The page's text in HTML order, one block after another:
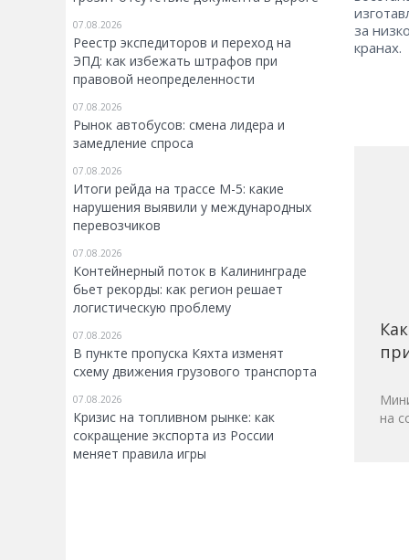
07.08.2026
Реестр экспедиторов и переход на
ЭПД: как избежать штрафов при
правовой неопределенности
07.08.2026
Рынок автобусов: смена лидера и
замедление спроса
07.08.2026
Итоги рейда на трассе М-5: какие
нарушения выявили у международных
перевозчиков
07.08.2026
Контейнерный поток в Калининграде
бьет рекорды: как регион решает
логистическую проблему
07.08.2026
В пункте пропуска Кяхта изменят
схему движения грузового транспорта
07.08.2026
Кризис на топливном рынке: как
сокращение экспорта из России
меняет правила игры
за
кранах.
на